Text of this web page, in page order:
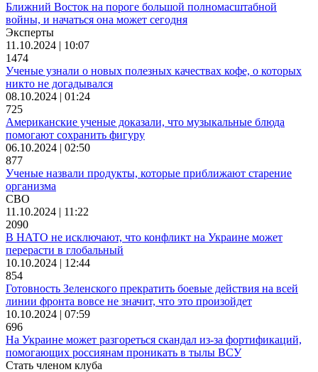
Ближний Восток на пороге большой полномасштабной
войны, и начаться она может сегодня
Эксперты
11.10.2024 | 10:07
1474
Ученые узнали о новых полезных качествах кофе, о которых
никто не догадывался
08.10.2024 | 01:24
725
Американские ученые доказали, что музыкальные блюда
помогают сохранить фигуру
06.10.2024 | 02:50
877
Ученые назвали продукты, которые приближают старение
организма
СВО
11.10.2024 | 11:22
2090
В НАТО не исключают, что конфликт на Украине может
перерасти в глобальный
10.10.2024 | 12:44
854
Готовность Зеленского прекратить боевые действия на всей
линии фронта вовсе не значит, что это произойдет
10.10.2024 | 07:59
696
На Украине может разгореться скандал из-за фортификаций,
помогающих россиянам проникать в тылы ВСУ
Стать членом клуба